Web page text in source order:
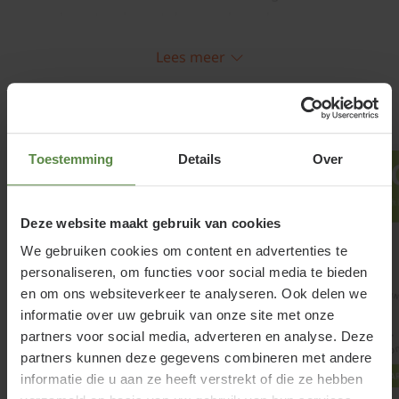
Toestemming Details Over
Deze website maakt gebruik van cookies
We gebruiken cookies om content en advertenties te
personaliseren, om functies voor social media te bieden
en om ons websiteverkeer te analyseren. Ook delen we
informatie over uw gebruik van onze site met onze
partners voor social media, adverteren en analyse. Deze
partners kunnen deze gegevens combineren met andere
informatie die u aan ze heeft verstrekt of die ze hebben
zon tot halfschaduw.
Pinus strobus 'Radiata' snoeien en
onderhouden
groeiwijze. Om de vorm mooi te behouden mag in
de maand mei deze gerust wat in vorm worden
gesnoeid.
Lees meer